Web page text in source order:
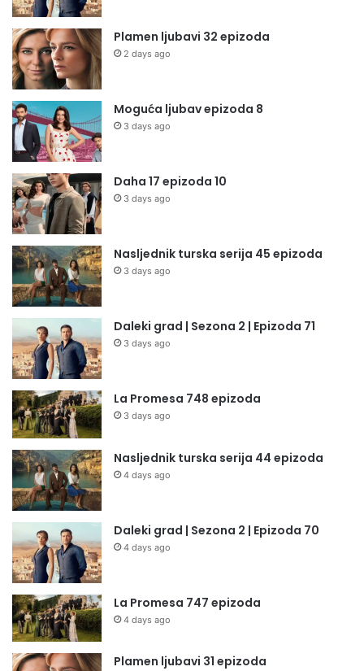
Plamen ljubavi 32 epizoda
2 days ago
Moguća ljubav epizoda 8
3 days ago
Daha 17 epizoda 10
3 days ago
Nasljednik turska serija 45 epizoda
3 days ago
Daleki grad | Sezona 2 | Epizoda 71
3 days ago
La Promesa 748 epizoda
3 days ago
Nasljednik turska serija 44 epizoda
4 days ago
Daleki grad | Sezona 2 | Epizoda 70
4 days ago
La Promesa 747 epizoda
4 days ago
Plamen ljubavi 31 epizoda